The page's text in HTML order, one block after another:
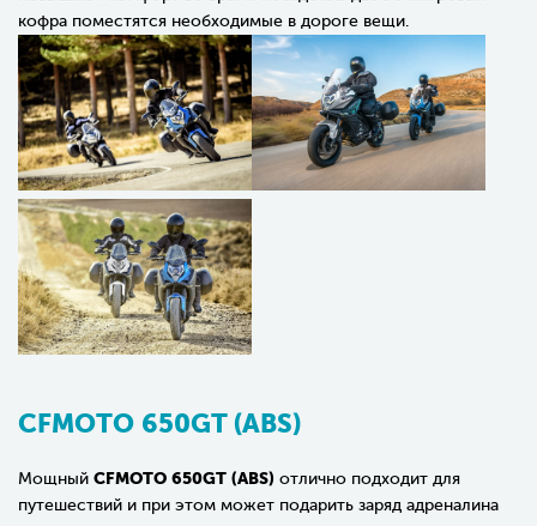
кофра поместятся необходимые в дороге вещи.
CFMOTO 650GT (ABS)
Мощный CFMOTO 650GT (ABS) отлично подходит для
путешествий и при этом может подарить заряд адреналина